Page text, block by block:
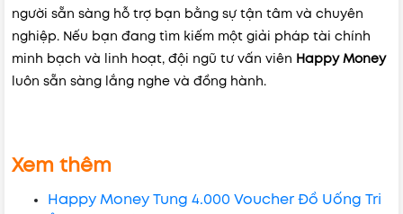
người sẵn sàng hỗ trợ bạn bằng sự tận tâm và chuyên
nghiệp. Nếu bạn đang tìm kiếm một giải pháp tài chính
minh bạch và linh hoạt, đội ngũ tư vấn viên Happy Money
luôn sẵn sàng lắng nghe và đồng hành.
Xem thêm
Happy Money Tung 4.000 Voucher Đồ Uống Tri